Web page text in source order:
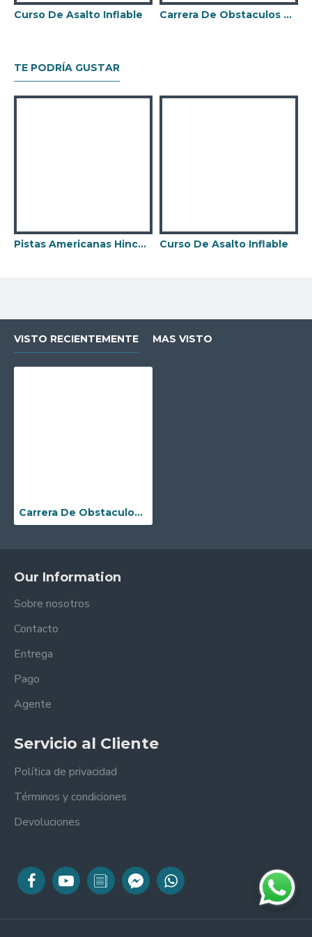
Curso De Asalto Inflable Carrera De Obstaculos De 2 Partes Jumbo
TE PODRÍA GUSTAR
Pistas Americanas Hinchables Curso De Asalto Inflable
VISTO RECIENTEMENTE MAS VISTO
Carrera De Obstaculos De Adrenalina Ii
Our Information
Sobre nosotros
Contacto
Entrega
Pago
Agente
Servicio al Cliente
Política de privacidad
Términos y condiciones
Devoluciones